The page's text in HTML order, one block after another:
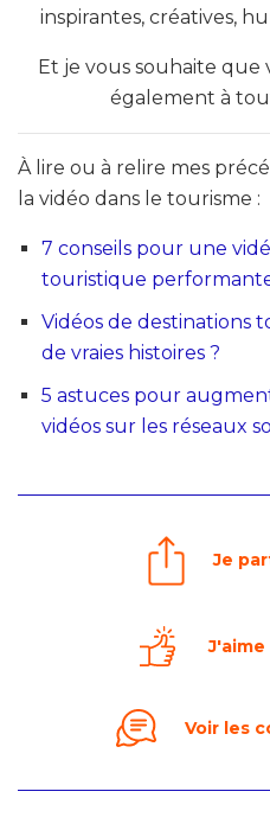
inspirantes, créatives,
Et je vous souhaite que
également à
À lire ou à relire mes
la vidéo dans le tourisme :
7 conseils pour une
touristique
Vidéos de destinations
de vraies histoires ?
5 astuces pour
vidéos sur les réseaux
Je
Voir les